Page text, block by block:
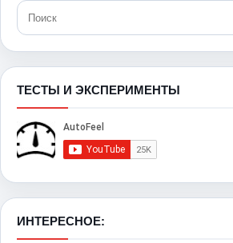
ТЕСТЫ И ЭКСПЕРИМЕНТЫ
ИНТЕРЕСНОЕ: